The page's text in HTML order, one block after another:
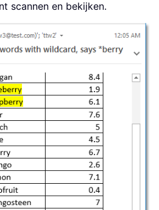
scannen en bekijken.